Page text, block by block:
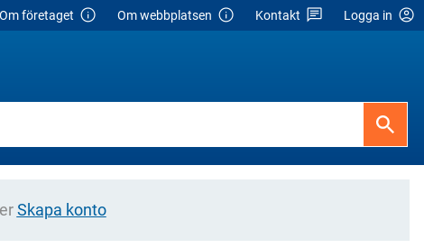
Om företaget Om webbplatsen Kontakt Logga in
Skapa konto